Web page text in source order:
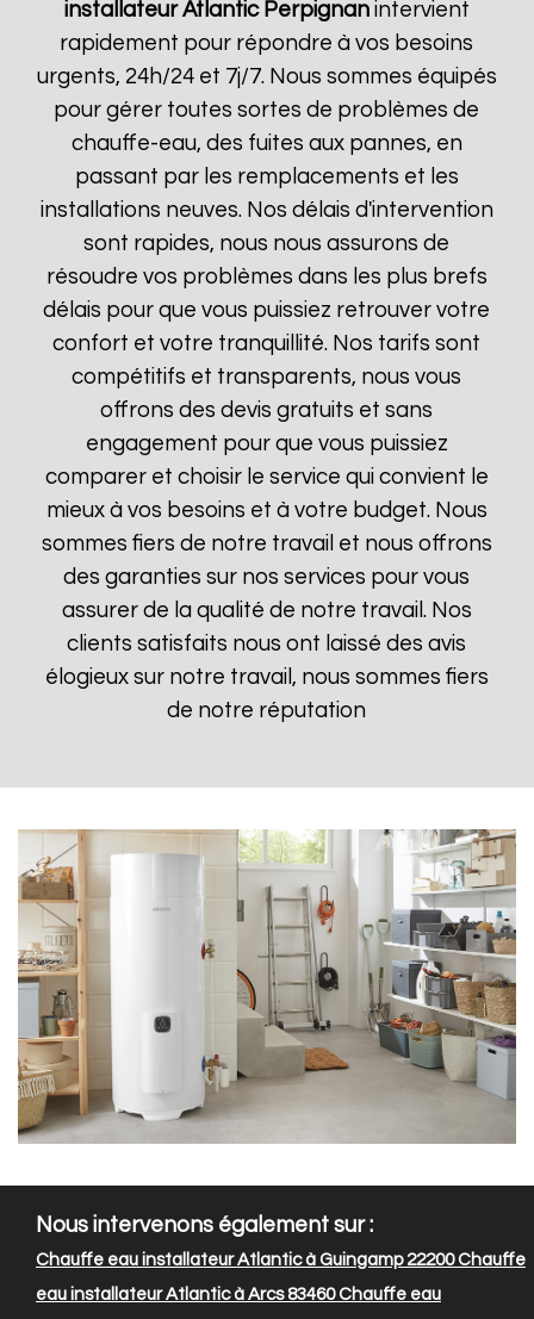
installateur Atlantic Perpignanintervient
rapidement pour répondre à vos besoins
urgents, 24h/24 et 7j/7. Nous sommes équipés
pour gérer toutes sortes de problèmes de
chauffe-eau, des fuites aux pannes, en
passant par les remplacements et les
installations neuves. Nos délais d'intervention
sont rapides, nous nous assurons de
résoudre vos problèmes dans les plus brefs
délais pour que vous puissiez retrouver votre
confort et votre tranquillité. Nos tarifs sont
compétitifs et transparents, nous vous
offrons des devis gratuits et sans
engagement pour que vous puissiez
comparer et choisir le service qui convient le
mieux à vos besoins et à votre budget. Nous
sommes fiers de notre travail et nous offrons
des garanties sur nos services pour vous
assurer de la qualité de notre travail. Nos
clients satisfaits nous ont laissé des avis
élogieux sur notre travail, nous sommes fiers
de notre réputation
Nous intervenons également sur :
Chauffe eau installateur Atlantic à Guingamp 22200Chauffe
eau installateur Atlantic à Arcs 83460Chauffe eau